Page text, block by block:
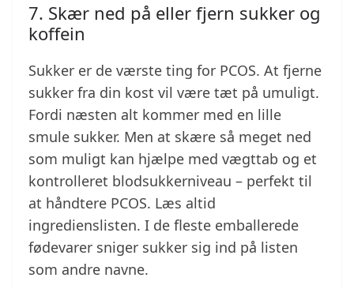
7. Skær ned på eller fjern sukker og
koffein
Sukker er de værste ting for PCOS. At fjerne
sukker fra din kost vil være tæt på umuligt.
Fordi næsten alt kommer med en lille
smule sukker. Men at skære så meget ned
som muligt kan hjælpe med vægttab og et
kontrolleret blodsukkerniveau – perfekt til
at håndtere PCOS. Læs altid
ingredienslisten. I de fleste emballerede
fødevarer sniger sukker sig ind på listen
som andre navne.